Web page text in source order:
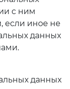
с ним
если иное не
данных
данных